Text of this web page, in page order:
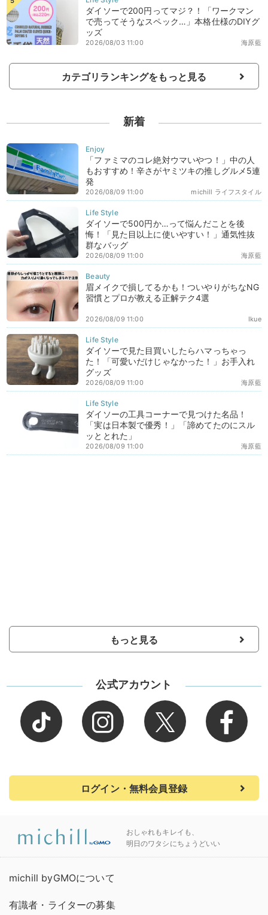
ダイソーで200円ってマジ？！「ワークマン
で売ってそうなスペック…」本格仕様のDIYグ
ッズ
海原藍
2026/08/03 11:00
カテゴリランキングをもっと見る
新着
「ファミマのコレ絶対ウマいやつ！」中の人
もおすすめ！辛さがヤミツキの推しグルメ5連
発
michill ライフスタイル
2026/08/09 11:00
ダイソーで500円か…って悩んだことを後
悔！「見た目以上に使いやすい！」通気性抜
群なバッグ
海原藍
2026/08/09 11:00
眉メイクで損してるかも！ついやりがちなNG
習慣とプロが教える正解テク4選
Ikue
2026/08/09 11:00
ダイソーで見た目買いしたらハマっちゃっ
た！「可愛いだけじゃなかった！」お手入れ
グッズ
海原藍
2026/08/09 11:00
ダイソーの工具コーナーで見つけた名品！
「実は日本製で優秀！」「諦めてたのにスル
ッととれた」
海原藍
2026/08/09 11:00
もっと見る
公式アカウント
ログイン・無料会員登録
おしゃれもキレイも、
明日のワタシにちょうどいい
michill byGMOについて
有識者・ライターの募集